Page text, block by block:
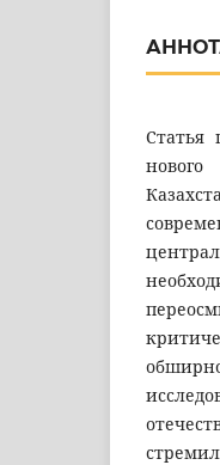
Статья